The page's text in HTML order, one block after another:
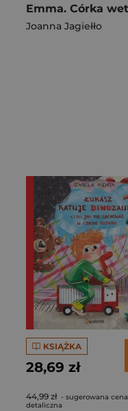
Joanna Jagiełło
KSIĄŻKA
28,69 zł
44,99 zł - sugerowana cena
detaliczna